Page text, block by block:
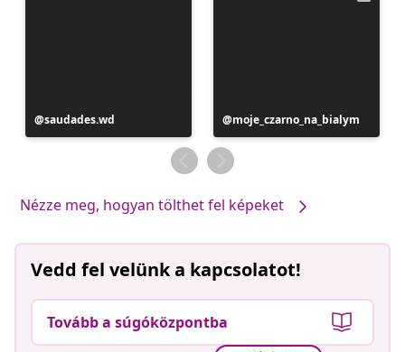
Bejegyzés
közzétevője
saudades.wd
Bejegyzés
közzétevője
moje_czarno_na_bialym
Nézze meg, hogyan tölthet fel képeket
Vedd fel velünk a kapcsolatot!
Tovább a súgóközpontba